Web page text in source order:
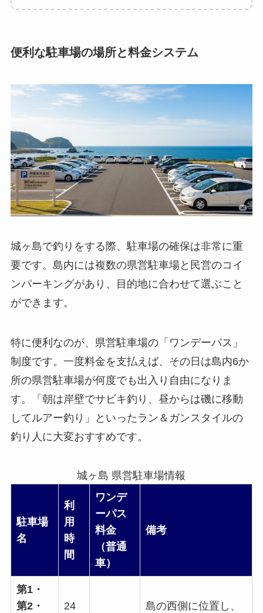
便利な駐車場の場所と料金システム
城ヶ島で釣りをする際、駐車場の確保は非常に重
要です。島内には複数の県営駐車場と民営のコイ
ンパーキングがあり、目的地に合わせて選ぶこと
ができます。
特に便利なのが、 県営駐車場の「ワンデーパス」
制度です。一度料金を支払えば、その日は島内6か
所の県営駐車場が何度でも出入り自由になりま
す。「朝は岸壁でサビキ釣り、昼からは磯に移動
してルアー釣り」といったラン＆ガンスタイルの
釣り人に大変おすすめです。
城ヶ島 県営駐車場情報
駐車場
名
利
用
時
間
ワンデ
ーパス
料金
（普通
車）
備考
第1・
第2・
24
島の西側に位置し、